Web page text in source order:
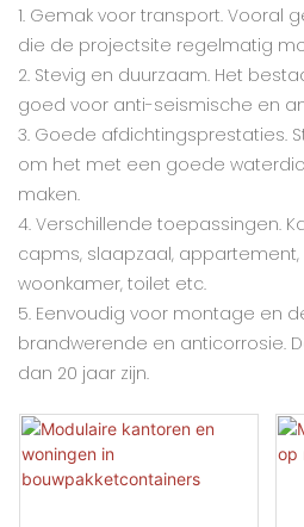
1. Gemak voor transport. Vooral
die de projectsite regelmatig
2. Stevig en duurzaam. Het
goed voor anti-seismische en
3. Goede afdichtingsprestaties.
om het met een goede
maken.
4. Verschillende toepassingen.
capms, slaapzaal, appartement,
woonkamer, toilet etc.
5. Eenvoudig voor montage en
brandwerende en anticorrosie.
dan 20 jaar zijn.